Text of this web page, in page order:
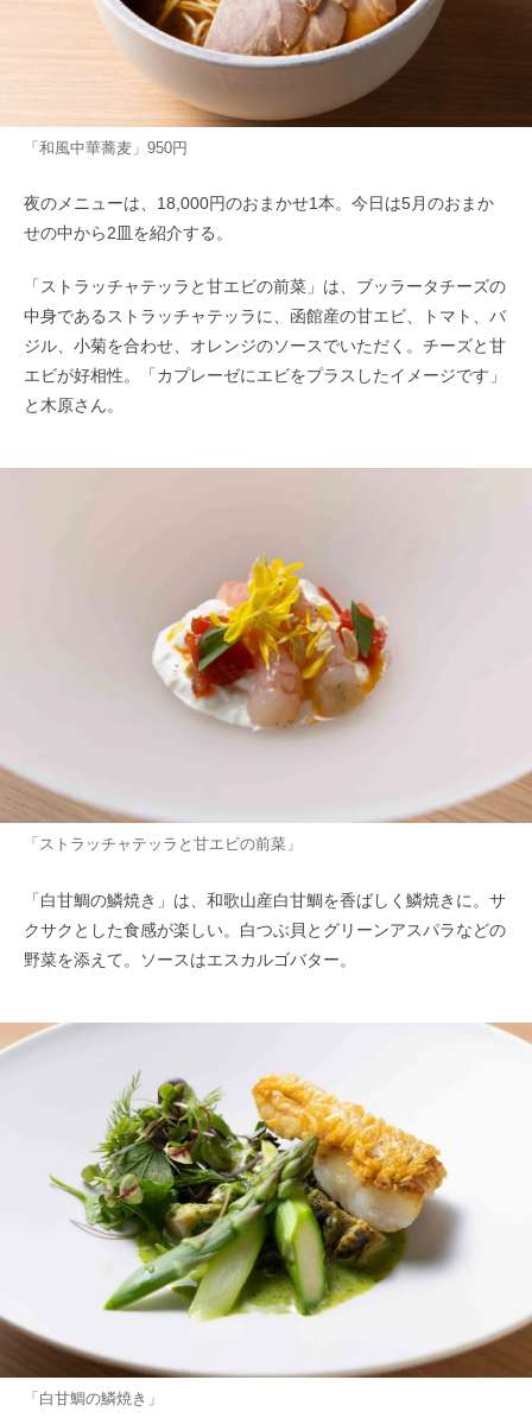
「和風中華蕎麦」950円
夜のメニューは、18,000円のおまかせ1本。今日は5月のおまか
せの中から2皿を紹介する。
「ストラッチャテッラと甘エビの前菜」は、ブッラータチーズの
中身であるストラッチャテッラに、函館産の甘エビ、トマト、バ
ジル、小菊を合わせ、オレンジのソースでいただく。チーズと甘
エビが好相性。「カプレーゼにエビをプラスしたイメージです」
と木原さん。
「ストラッチャテッラと甘エビの前菜」
「白甘鯛の鱗焼き」は、和歌山産白甘鯛を香ばしく鱗焼きに。サ
クサクとした食感が楽しい。白つぶ貝とグリーンアスパラなどの
野菜を添えて。ソースはエスカルゴバター。
「白甘鯛の鱗焼き」